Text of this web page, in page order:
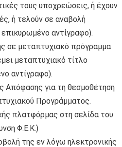
τους υποχρεώσεις, ή έχουν
ή τελούν σε αναβολή
αντίγραφο).
σε μεταπτυχιακό πρόγραμμα
μεταπτυχιακό τίτλο
αντίγραφο).
Απόφασης για τη θεσμοθέτηση
Προγράμματος.
πλατφόρμας στη σελίδα του
Φ.Ε.Κ.)
της εν λόγω ηλεκτρονικής